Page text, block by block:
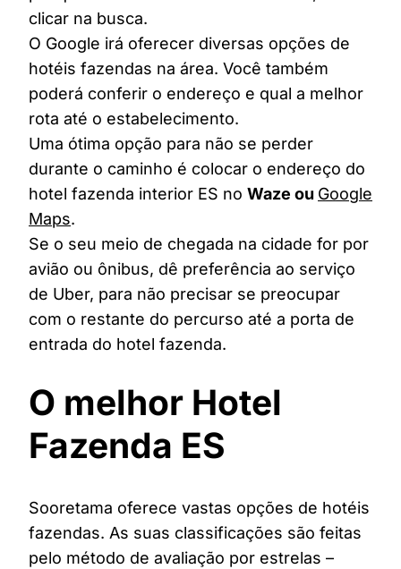
clicar na busca.
O Google irá oferecer diversas opções de
hotéis fazendas na área. Você também
poderá conferir o endereço e qual a melhor
rota até o estabelecimento.
Uma ótima opção para não se perder
durante o caminho é colocar o endereço do
hotel fazenda interior ES no Waze ou Google
Maps.
Se o seu meio de chegada na cidade for por
avião ou ônibus, dê preferência ao serviço
de Uber, para não precisar se preocupar
com o restante do percurso até a porta de
entrada do hotel fazenda.
O melhor Hotel
Fazenda ES
Sooretama oferece vastas opções de hotéis
fazendas. As suas classificações são feitas
pelo método de avaliação por estrelas –